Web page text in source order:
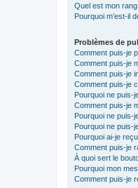
Quel est mon
Pourquoi m’est-il
Problèmes de
Comment puis-je
Comment puis-je
Comment puis-je
Comment puis-je
Pourquoi ne puis-
Comment puis-je
Pourquoi ne puis-
Pourquoi ne puis-
Pourquoi ai-je
Comment puis-je
À quoi sert le
Pourquoi mon
Comment puis-je